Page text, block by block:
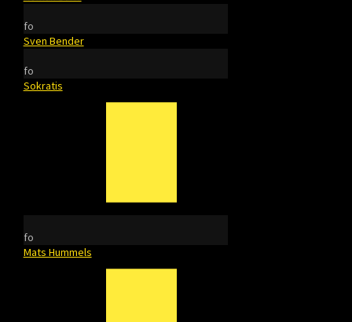
fo
Sven Bender
fo
Sokratis
fo
Mats Hummels